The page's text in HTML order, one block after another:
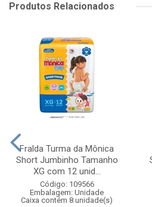
Produtos Relacionados
Fralda Turma da Mônica
Short Jumbinho Tamanho
XG com 12 unid...
Código: 109566
Embalagem: Unidade
Caixa contém 8 unidade(s)